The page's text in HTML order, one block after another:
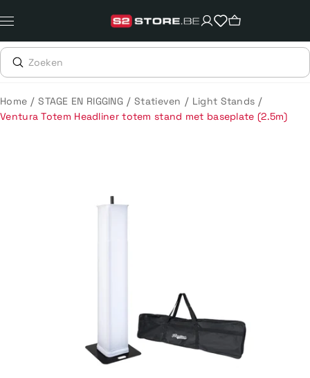
naar
content
Home / STAGE EN RIGGING / Statieven / Light Stands /
Ventura Totem Headliner totem stand met baseplate (2.5m)